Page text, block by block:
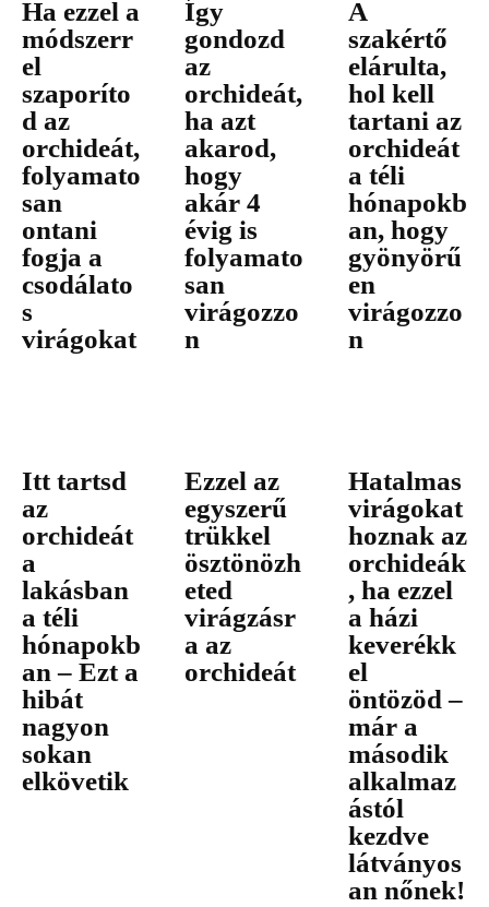
Ha ezzel a
módszerr
el
szaporíto
d az
orchideát,
folyamato
san
ontani
fogja a
csodálato
s
virágokat
Így
gondozd
az
orchideát,
ha azt
akarod,
hogy
akár 4
évig is
folyamato
san
virágozzo
n
A
szakértő
elárulta,
hol kell
tartani az
orchideát
a téli
hónapokb
an, hogy
gyönyörű
en
virágozzo
n
Itt tartsd
az
orchideát
a
lakásban
a téli
hónapokb
an – Ezt a
hibát
nagyon
sokan
elkövetik
Ezzel az
egyszerű
trükkel
ösztönözh
eted
virágzásr
a az
orchideát
Hatalmas
virágokat
hoznak az
orchideák
, ha ezzel
a házi
keverékk
el
öntözöd –
már a
második
alkalmaz
ástól
kezdve
látványos
an nőnek!